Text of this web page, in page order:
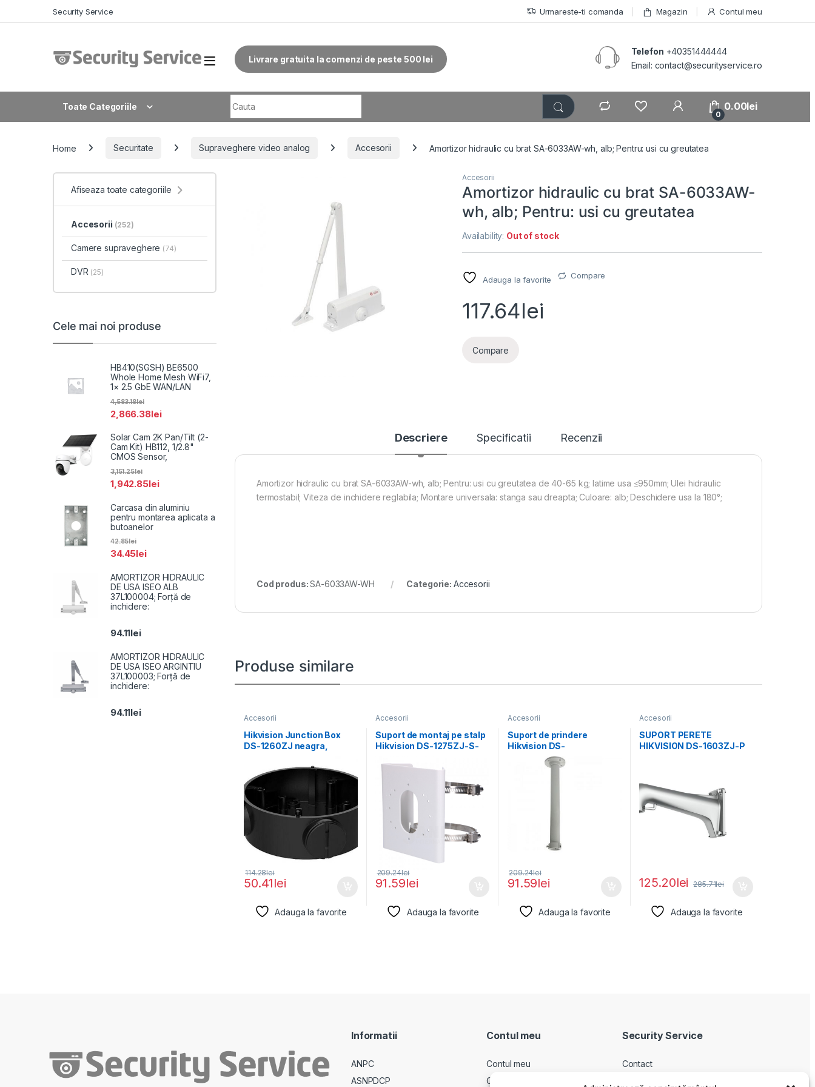
Security Service Urmareste-ti comanda Magazin Contul meu
Livrare gratuita la comenzi de peste 500 lei
Telefon +40351444444
Email: contact@securityservice.ro
Toate Categoriile
0
0.00lei
Home Securitate Supraveghere video analog Accesorii Amortizor hidraulic cu brat SA-6033AW-wh, alb; Pentru: usi cu greutatea
Accesorii
Amortizor hidraulic cu brat SA-6033AW-
wh, alb; Pentru: usi cu greutatea
Availability: Out of stock
Adauga la favorite Compare
117.64lei
Compare
Descriere Specificatii Recenzii
Amortizor hidraulic cu brat SA-6033AW-wh, alb; Pentru: usi cu greutatea de 40-65 kg; latime usa ≤950mm; Ulei hidraulic
termostabil; Viteza de inchidere reglabila; Montare universala: stanga sau dreapta; Culoare: alb; Deschidere usa la 180°;
Cod produs:SA-6033AW-WH Categorie: Accesorii
Produse similare
Accesorii
Hikvision Junction Box
DS-1260ZJ neagra,
camera, aliaj
50.41lei
114.28lei
Adauga la favorite
Accesorii
Suport de montaj pe stalp
Hikvision DS-1275ZJ-S-
91.59lei
209.24lei
Adauga la favorite
Accesorii
Suport de prindere
Hikvision DS-
1662ZJ;white Aluminum
alloy Φ116.5×500mm
91.59lei
209.24lei
Adauga la favorite
Accesorii
SUPORT PERETE
HIKVISION DS-1603ZJ-P
125.20lei 285.71lei
Adauga la favorite
Afiseaza toate categoriile
Accesorii (252)
Camere supraveghere (74)
DVR (25)
Cele mai noi produse
HB410(SGSH) BE6500
Whole Home Mesh WiFi7,
1× 2.5 GbE WAN/LAN
2,866.38lei
4,583.18lei
Solar Cam 2K Pan/Tilt (2-
Cam Kit) HB112, 1/2.8"
CMOS Sensor,
1,942.85lei
3,151.25lei
Carcasa din aluminiu
pentru montarea aplicata a
butoanelor
34.45lei
42.85lei
AMORTIZOR HIDRAULIC
DE USA ISEO ALB
37L100004; Forță de
inchidere:
94.11lei
AMORTIZOR HIDRAULIC
DE USA ISEO ARGINTIU
37L100003; Forță de
inchidere:
94.11lei
Informatii
ANPC
ASNPDCP
Contul meu
Contul meu
Comenzi
Security Service
Contact